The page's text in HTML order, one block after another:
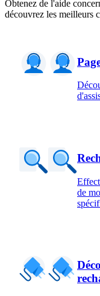
Obtenez de l'aide
découvrez les meilleurs
de